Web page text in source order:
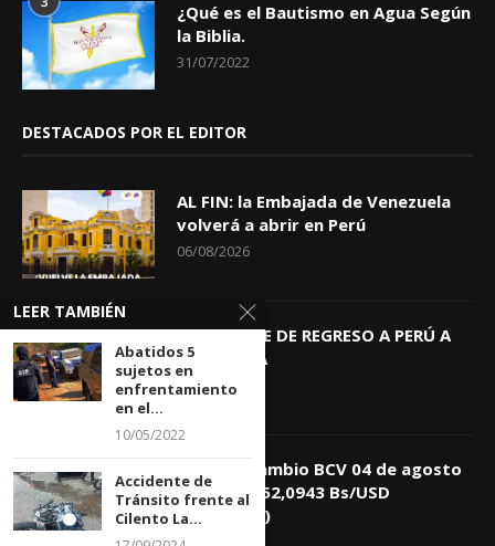
¿Qué es el Bautismo en Agua Según
la Biblia.
31/07/2022
DESTACADOS POR EL EDITOR
AL FIN: la Embajada de Venezuela
volverá a abrir en Perú
06/08/2026
KEIKO TRAE DE REGRESO A PERÚ A
GIOVANNA
04/08/2026
Tasa de Cambio BCV 04 de agosto
de 2026: 752,0943 Bs/USD
(+0,4418%)
04/08/2026
LEER TAMBIÉN
Abatidos 5
sujetos en
enfrentamiento
en el...
10/05/2022
Accidente de
Tránsito frente al
Cilento La...